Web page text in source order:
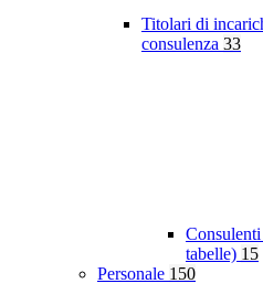
Titolari di
consulenza 33
tabelle) 15
Personale 150